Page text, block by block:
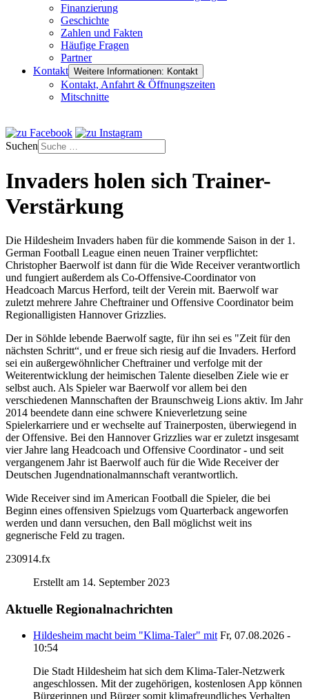
Finanzierung
Geschichte
Zahlen und Fakten
Häufige Fragen
Partner
Kontakt Weitere Informationen: Kontakt
Kontakt, Anfahrt & Öffnungszeiten
Mitschnitte
Suchen
Invaders holen sich Trainer-
Verstärkung
Die Hildesheim Invaders haben für die kommende Saison in der 1.
German Football League einen neuen Trainer verpflichtet:
Christopher Baerwolf ist dann für die Wide Receiver verantwortlich
und fungiert außerdem als Co-Offensive-Coordinator von
Headcoach Marcus Herford, teilt der Verein mit. Baerwolf war
zuletzt mehrere Jahre Cheftrainer und Offensive Coordinator beim
Regionalligisten Hannover Grizzlies.
Der in Söhlde lebende Baerwolf sagte, für ihn sei es "Zeit für den
nächsten Schritt“, und er freue sich riesig auf die Invaders. Herford
sei ein außergewöhnlicher Cheftrainer und verfolge mit der
Weiterentwicklung der heimischen Talente dieselben Ziele wie er
selbst auch. Als Spieler war Baerwolf vor allem bei den
verschiedenen Mannschaften der Braunschweig Lions aktiv. Im Jahr
2014 beendete dann eine schwere Knieverletzung seine
Spielerkarriere und er wechselte auf Trainerposten, überwiegend in
der Offensive. Bei den Hannover Grizzlies war er zuletzt insgesamt
vier Jahre lang Headcoach und Offensive Coordinator - und seit
vergangenem Jahr ist Baerwolf auch für die Wide Receiver der
Deutschen Jugendnationalmannschaft verantwortlich.
Wide Receiver sind im American Football die Spieler, die bei
Beginn eines offensiven Spielzugs vom Quarterback angeworfen
werden und dann versuchen, den Ball möglichst weit ins
gegnerische Feld zu tragen.
230914.fx
Erstellt am 14. September 2023
Aktuelle Regionalnachrichten
Hildesheim macht beim "Klima-Taler" mit Fr, 07.08.2026 -
10:54
Die Stadt Hildesheim hat sich dem Klima-Taler-Netzwerk
angeschlossen. Mit der zugehörigen, kostenlosen App können
Bürgerinnen und Bürger somit klimafreundliches Verhalten